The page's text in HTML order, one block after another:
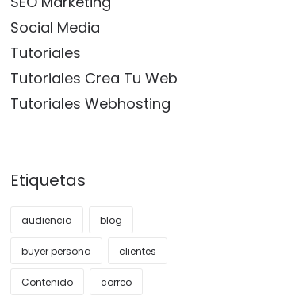
Social Media
Tutoriales
Tutoriales Crea Tu Web
Tutoriales Webhosting
Etiquetas
audiencia blog
buyer persona clientes
Contenido correo